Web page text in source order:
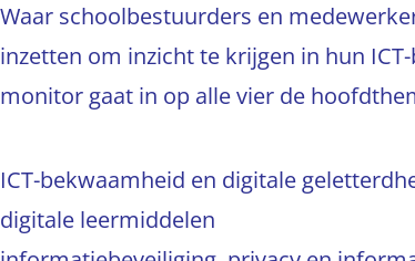
Waar schoolbestuurders en
inzetten om inzicht te krijgen in hun
monitor gaat in op alle vier de
ICT-bekwaamheid en digitale
digitale leermiddelen